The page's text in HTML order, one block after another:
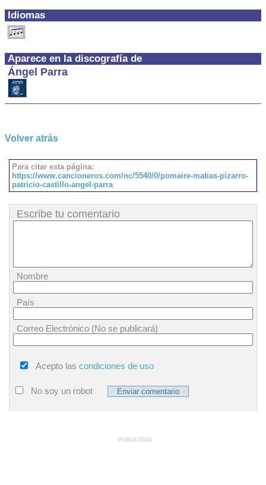
Idiomas
Aparece en la discografía de
Ángel Parra
Volver atrás
Para citar esta página:
https://www.cancioneros.com/nc/5540/0/pomaire-matias-pizarro-
patricio-castillo-angel-parra
Escribe tu comentario
Nombre
País
Correo Electrónico (No se publicará)
Acepto las condiciones de uso
No soy un robot
PUBLICIDAD